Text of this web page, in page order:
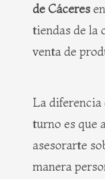
de Cáceres
tiendas de la
venta de
La diferencia
turno es que
asesorarte
manera